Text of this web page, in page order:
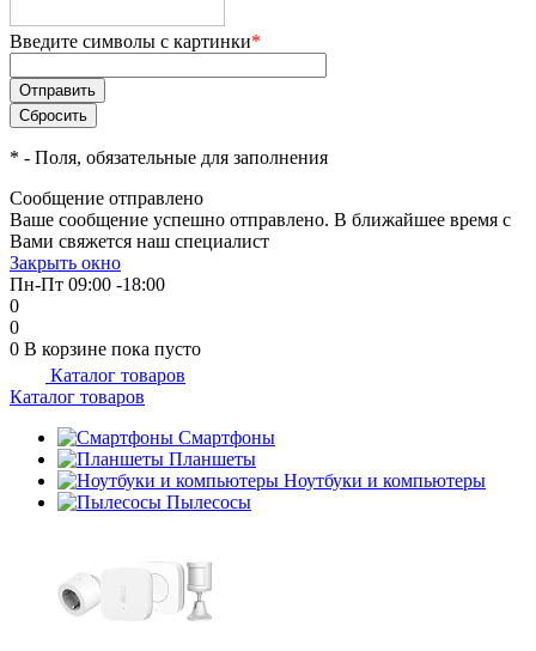
Введите символы с картинки*
* - Поля, обязательные для заполнения
Сообщение отправлено
Ваше сообщение успешно отправлено. В ближайшее время с
Вами свяжется наш специалист
Закрыть окно
Пн-Пт 09:00 -18:00
0
0
0 В корзине пока пусто
Каталог товаров
Каталог товаров
Смартфоны
Планшеты
Ноутбуки и компьютеры
Пылесосы
Оставшиеся75% будут
списыватьсяс вашей карты
по
Подробнее
об оплате Плайтом
недели
plait.ru